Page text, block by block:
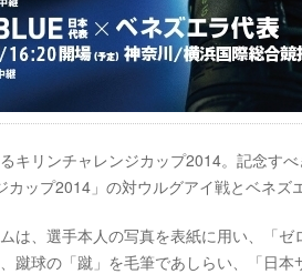
キリンチャレンジカップ2014。記念す
カップ2014」の対ウルグアイ戦とベネズ
は、選手本人の写真を表紙に用い、「
蹴球の「蹴」を毛筆であしらい、「日